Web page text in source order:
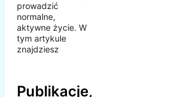
prowadzić
normalne,
aktywne życie. W
tym artykule
znajdziesz
Publikacje,